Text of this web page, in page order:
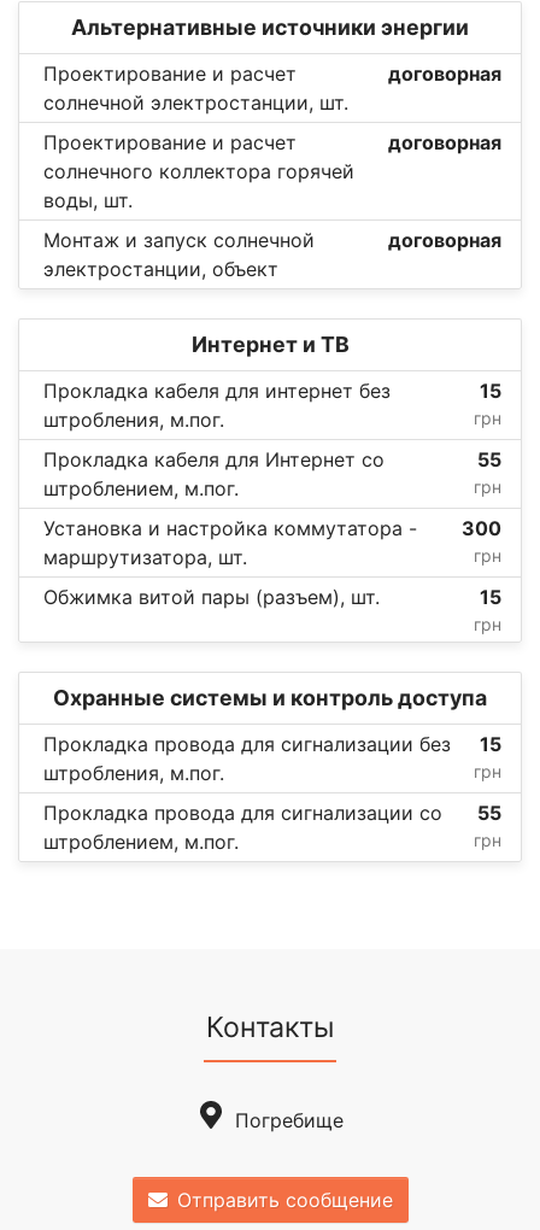
Альтернативные источники энергии
Проектирование и расчет
солнечной электростанции, шт.
договорная
Проектирование и расчет
солнечного коллектора горячей
воды, шт.
договорная
Монтаж и запуск солнечной
электростанции, объект
договорная
Интернет и ТВ
Прокладка кабеля для интернет без
штробления, м.пог.
15
грн
Прокладка кабеля для Интернет со
штроблением, м.пог.
55
грн
Установка и настройка коммутатора -
маршрутизатора, шт.
300
грн
Обжимка витой пары (разъем), шт. 15
грн
Охранные системы и контроль доступа
Прокладка провода для сигнализации без
штробления, м.пог.
15
грн
Прокладка провода для сигнализации со
штроблением, м.пог.
55
грн
Контакты
Погребище
Отправить сообщение